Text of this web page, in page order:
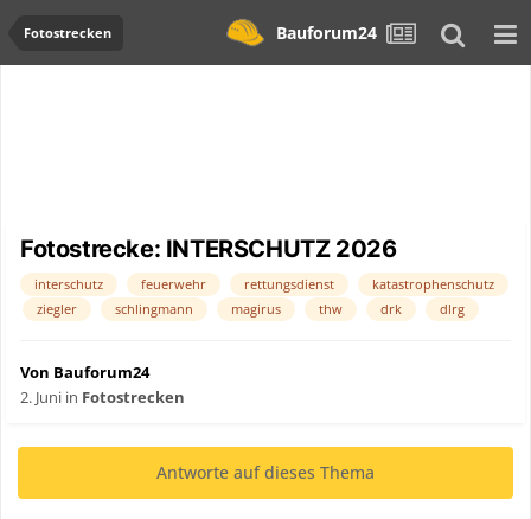
Fotostrecken Bauforum24
Fotostrecke: INTERSCHUTZ 2026
interschutz feuerwehr rettungsdienst
katastrophenschutz
ziegler
schlingmann magirus thw drk dlrg
Von Bauforum24
2. Juni in Fotostrecken
Antworte auf dieses Thema